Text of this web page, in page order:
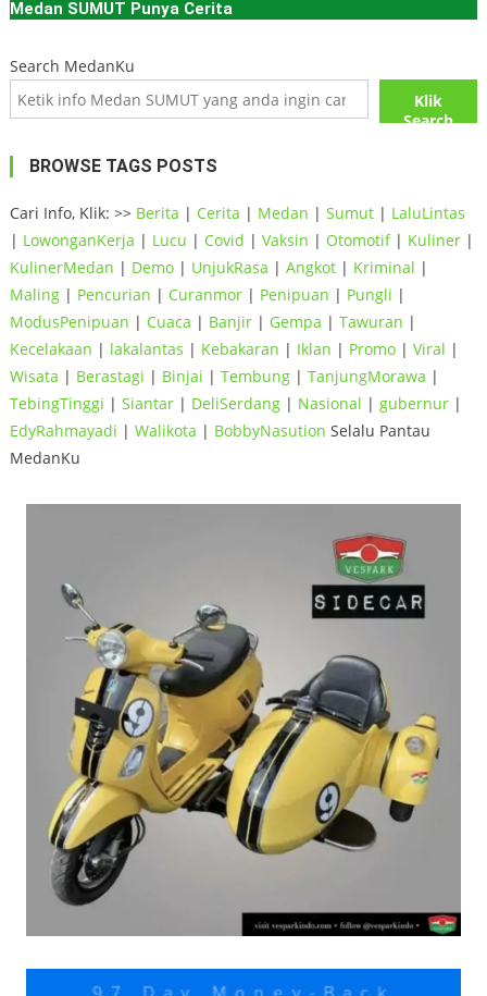
Medan SUMUT Punya Cerita
Search MedanKu
Klik
Search
BROWSE TAGS POSTS
Cari Info, Klik: >> Berita | Cerita | Medan | Sumut| LaluLintas
| LowonganKerja | Lucu | Covid | Vaksin | Otomotif| Kuliner|
KulinerMedan | Demo| UnjukRasa | Angkot| Kriminal |
Maling| Pencurian | Curanmor| Penipuan | Pungli |
ModusPenipuan | Cuaca | Banjir| Gempa | Tawuran |
Kecelakaan | lakalantas | Kebakaran | Iklan | Promo| Viral |
Wisata | Berastagi | Binjai | Tembung| TanjungMorawa |
TebingTinggi | Siantar| DeliSerdang| Nasional | gubernur|
EdyRahmayadi | Walikota | BobbyNasution Selalu Pantau
MedanKu